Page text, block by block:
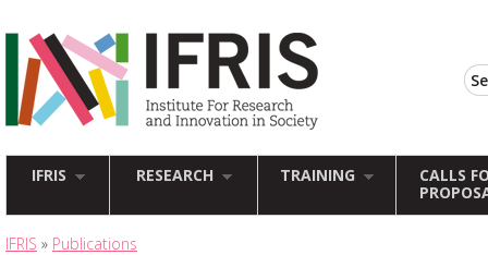
IFRIS RESEARCH TRAINING
CALLS
IFRIS » Publications